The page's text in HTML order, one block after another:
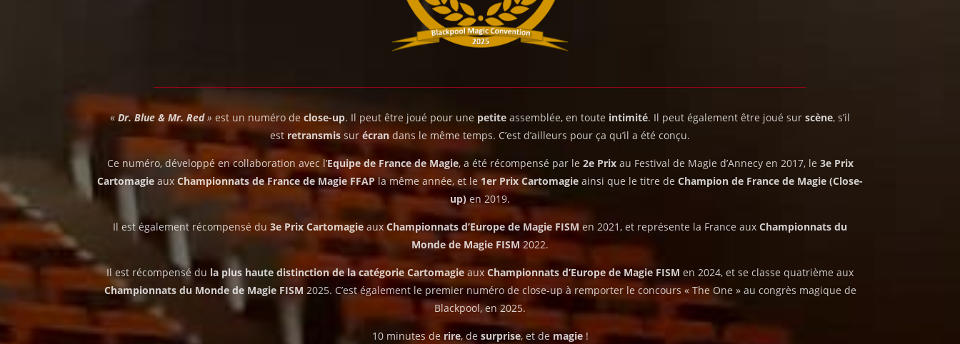
«Dr. Blue & Mr. Red» est un numéro de close-up. Il peut être joué pour une petite assemblée, en toute intimité. Il peut également être joué sur scène, s’il
estretransmis sur écran dans le même temps. C’est d’ailleurs pour ça qu’il a été conçu.
Ce numéro, développé en collaboration avec l’Equipe de France de Magie, a été récompensé par le 2e Prixau Festival de Magie d’Annecy en 2017, le 3e Prix
Cartomagie aux Championnats de France de Magie FFAPla même année, et le 1er Prix Cartomagie ainsi que le titre de Champion de France de Magie (Close-
up)en 2019.
Il est également récompensé du 3e Prix CartomagieauxChampionnats d’Europe de Magie FISM en 2021, et représente la France aux Championnats du
Monde de Magie FISM2022.
Il est récompensé du la plus haute distinction de la catégorie Cartomagie aux Championnats d’Europe de Magie FISM en 2024, et se classe quatrième aux
Championnats du Monde de Magie FISM 2025. C’est également le premier numéro de close-up à remporter le concours « The One » au congrès magique de
Blackpool, en 2025.
10 minutes de rire, de surprise, et de magie!